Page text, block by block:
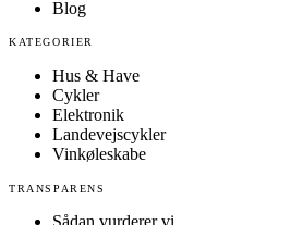
Blog
KATEGORIER
Hus & Have
Cykler
Elektronik
Landevejscykler
Vinkøleskabe
TRANSPARENS